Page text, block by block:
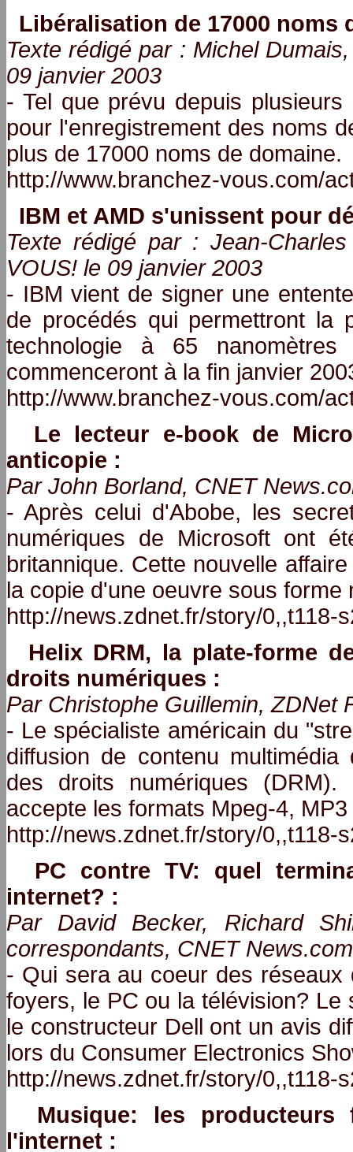
Libéralisation de 17000 noms
Texte rédigé par : Michel
09 janvier 2003
- Tel que prévu depuis
pour l'enregistrement des noms
plus de 17000 noms de domaine.
http://www.branchez-vous.com/
IBM et AMD s'unissent pour
Texte rédigé par : Jean-
VOUS! le 09 janvier 2003
- IBM vient de signer une
de procédés qui permettront la
technologie à 65
commenceront à la fin janvier
http://www.branchez-vous.com/
Le lecteur e-book de
anticopie :
Par John Borland, CNET
- Après celui d'Abobe, les
numériques de Microsoft ont
britannique. Cette nouvelle
la copie d'une oeuvre sous forme
http://news.zdnet.fr/story/0,,t118-
Helix DRM, la plate-forme
droits numériques :
Par Christophe Guillemin, ZDNet
- Le spécialiste américain du
diffusion de contenu
des droits numériques (DRM).
accepte les formats Mpeg-4,
http://news.zdnet.fr/story/0,,t118-
PC contre TV: quel
internet? :
Par David Becker, Richard
correspondants, CNET
- Qui sera au coeur des
foyers, le PC ou la télévision?
le constructeur Dell ont un avis
lors du Consumer Electronics
http://news.zdnet.fr/story/0,,t118-
Musique: les
l'internet :